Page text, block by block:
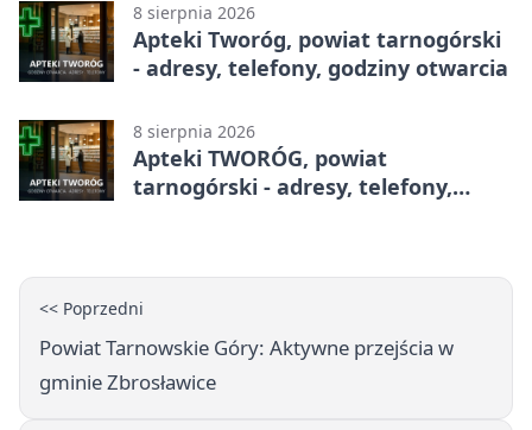
8 sierpnia 2026
Apteki Tworóg, powiat tarnogórski
- adresy, telefony, godziny otwarcia
8 sierpnia 2026
Apteki TWORÓG, powiat
tarnogórski - adresy, telefony,
<< Poprzedni
Powiat Tarnowskie Góry: Aktywne przejścia w
gminie Zbrosławice